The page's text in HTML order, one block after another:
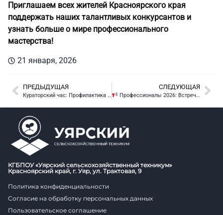
Приглашаем всех жителей Красноярского края
поддержать наших талантливых конкурсантов и
узнать больше о мире профессионального
мастерства!
21 января, 2026
ПРЕДЫДУЩАЯ
Кураторский час: Профилактика кибермошенничества
СЛЕДУЮЩАЯ
Профессионалы 2026: Встречайте наших участников!
КГБПОУ «Уярский сельскохозяйственный техникум»
Красноярский край, г. Уяр, ул. Трактовая, 9
Политика конфиденциальности
Согласие на обработку персональных данных
Пользовательское соглашение